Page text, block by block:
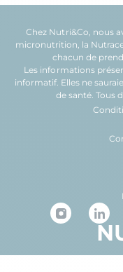
Chez Nutri&Co, nous
micronutrition , la
chacun de
Les informations
informatif. Elles ne
de santé. Tous